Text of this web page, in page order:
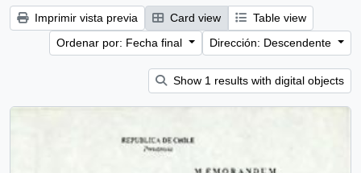
Imprimir vista previa Card view
Table view
Ordenar por: Fecha final
Dirección: Descendente
Show 1 results with digital objects